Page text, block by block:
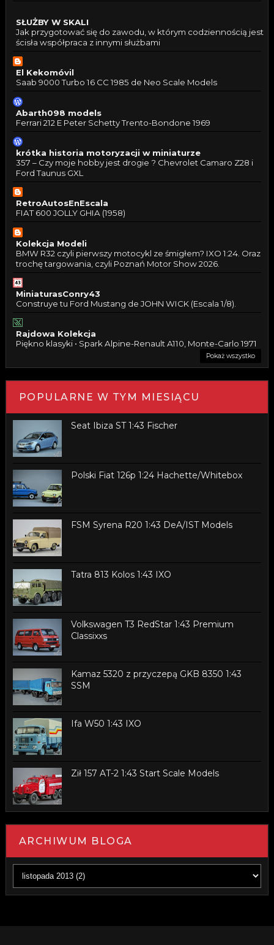
SŁUŻBY W SKALI
Jak przygotować się do zawodu, w którym codziennością jest
ścisła współpraca z innymi służbami
El Kekomóvil
Saab 9000 Turbo 16 CC 1985 de Neo Scale Models
Abarth098 models
Ferrari 212 E Peter Schetty Trento-Bondone 1969
krótka historia motoryzacji w miniaturze
357 – Czy moje hobby jest drogie ? Chevrolet Camaro Z28 i
Ford Taunus GXL
RetroAutosEnEscala
FIAT 600 JOLLY GHIA (1958)
Kolekcja Modeli
BMW R32 czyli pierwszy motocykl ze śmigłem? IXO 1:24. Oraz
trochę targowania, czyli Poznań Motor Show 2026.
MiniaturasConry43
Construye tu Ford Mustang de JOHN WICK (Escala 1/8).
Rajdowa Kolekcja
Piękno klasyki • Spark Alpine-Renault A110, Monte-Carlo 1971
Pokaż wszystko
POPULARNE W TYM MIESIĄCU
Seat Ibiza ST 1:43 Fischer
Polski Fiat 126p 1:24 Hachette/Whitebox
FSM Syrena R20 1:43 DeA/IST Models
Tatra 813 Kolos 1:43 IXO
Volkswagen T3 RedStar 1:43 Premium
Classixxs
Kamaz 5320 z przyczepą GKB 8350 1:43
SSM
Ifa W50 1:43 IXO
Ził 157 AT-2 1:43 Start Scale Models
ARCHIWUM BLOGA